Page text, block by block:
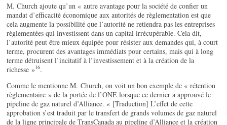
M. Church ajoute qu’un « autre avantage pour la société de confier un
mandat d’efficacité économique aux autorités de règlementation est que
cela augmente la possibilité que l’autorité ne retiendra pas les entreprises
règlementées qui investissent dans un capital irrécupérable. Cela dit,
l’autorité peut être mieux équipée pour résister aux demandes qui, à court
terme, procurent des avantages immédiats pour certains, mais qui à long
terme détruisent l’incitatif à l’investissement et à la création de la
richesse »16.
Comme le mentionne M. Church, on voit un bon exemple de « rétention
règlementaire » de la portée de l’ONE lorsque ce dernier a approuvé le
pipeline de gaz naturel d’Alliance. « [Traduction] L’effet de cette
approbation s’est traduit par le transfert de grands volumes de gaz naturel
de la ligne principale de TransCanada au pipeline d’Alliance et la création